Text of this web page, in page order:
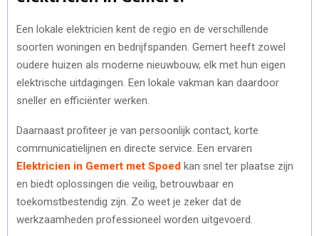
Een lokale elektricien kent de regio en de verschillende
soorten woningen en bedrijfspanden. Gemert heeft zowel
oudere huizen als moderne nieuwbouw, elk met hun eigen
elektrische uitdagingen. Een lokale vakman kan daardoor
sneller en efficiënter werken.
Daarnaast profiteer je van persoonlijk contact, korte
communicatielijnen en directe service. Een ervaren
Elektricien in Gemert met Spoed kan snel ter plaatse zijn
en biedt oplossingen die veilig, betrouwbaar en
toekomstbestendig zijn. Zo weet je zeker dat de
werkzaamheden professioneel worden uitgevoerd.